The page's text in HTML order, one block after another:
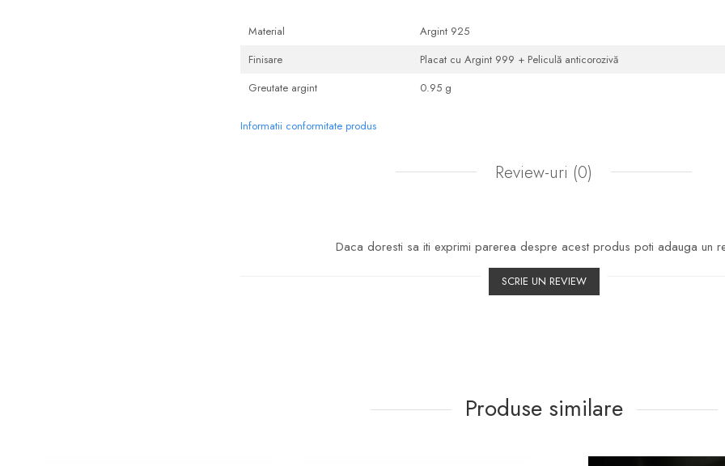
Material
Argint 925
Finisare
Placat cu Argint 999 + Peliculă anticorozivă
Greutate argint
0.95 g
Informatii conformitate produs
Review-uri (0)
Daca doresti sa iti exprimi parerea despre acest produs poti adauga un
SCRIE UN REVIEW
Produse similare